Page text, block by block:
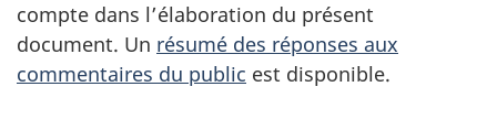
compte dans l’élaboration du présent
document. Un résumé des réponses aux
commentaires du public est disponible.